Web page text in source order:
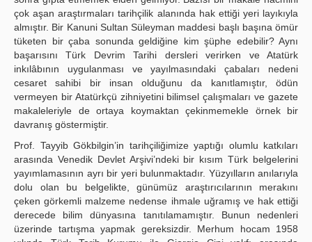
çok aşan araştırmaları tarihçilik alanında hak ettiği yeri layıkıyla
almıştır. Bir Kanuni Sultan Süleyman maddesi başlı başına ömür
tüketen bir çaba sonunda geldiğine kim şüphe edebilir? Aynı
başarısını Türk Devrim Tarihi dersleri verirken ve Atatürk
inkılâbının uygulanması ve yayılmasındaki çabaları nedeni
cesaret sahibi bir insan olduğunu da kanıtlamıştır, ödün
vermeyen bir Atatürkçü zihniyetini bilimsel çalışmaları ve gazete
makaleleriyle de ortaya koymaktan çekinmemekle örnek bir
davranış göstermiştir.
Prof. Tayyib Gökbilgin’in tarihçiliğimize yaptığı olumlu katkıları
arasında Venedik Devlet Arşivi’ndeki bir kısım Türk belgelerini
yayımlamasının ayrı bir yeri bulunmaktadır. Yüzyılların anılarıyla
dolu olan bu belgelikte, günümüz araştırıcılarının merakını
çeken görkemli malzeme nedense ihmale uğramış ve hak ettiği
derecede bilim dünyasına tanıtılamamıştır. Bunun nedenleri
üzerinde tartışma yapmak gereksizdir. Merhum hocam 1958